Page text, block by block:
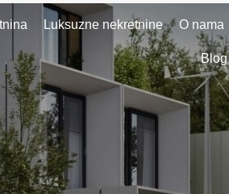
Luksuzne nekretnine O nama
Blog